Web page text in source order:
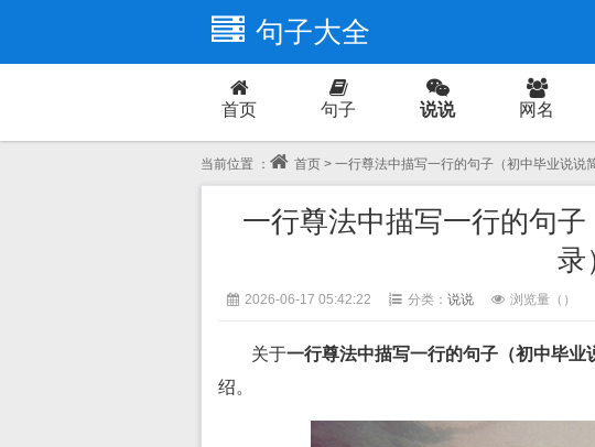
句子大全
首页 句子 说说 网名
爱情
当前位置 ： 首页 > 一行尊法中描写一行的句子（初中毕业说说
一行尊法中描写一行的句
录
2026-06-17 05:42:22 分类： 说说 浏览量（ ）
关于一行尊法中描写一行的句子（初中毕业
绍。